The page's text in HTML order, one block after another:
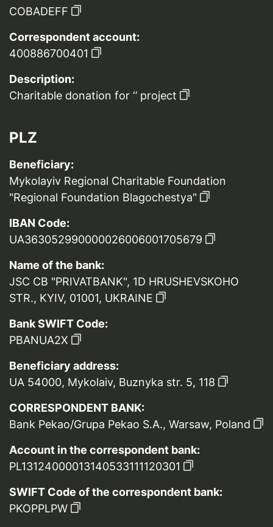
COBADEFF
Correspondent account:
400886700401
Description:
Charitable donation for ‘’ project
PLZ
Beneficiary:
Mykolayiv Regional Charitable Foundation
"Regional Foundation Blagochestya"
IBAN Code:
UA363052990000026006001705679
Name of the bank:
JSC CB "PRIVATBANK", 1D HRUSHEVSKOHO
STR., KYIV, 01001, UKRAINE
Bank SWIFT Code:
PBANUA2X
Beneficiary address:
UA 54000, Mykolaiv, Buznyka str. 5, 118
CORRESPONDENT BANK:
Bank Pekao/Grupa Pekao S.A., Warsaw, Poland
Account in the correspondent bank:
PL13124000013140533111120301
SWIFT Code of the correspondent bank:
PKOPPLPW